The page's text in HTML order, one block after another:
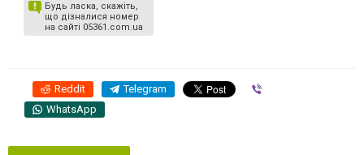
Будь ласка, скажіть,
що дізналися номер
на сайті 05361.com.ua
Reddit Telegram
WhatsApp